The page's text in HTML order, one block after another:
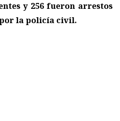
y 256 fueron arrestos
la policía civil.